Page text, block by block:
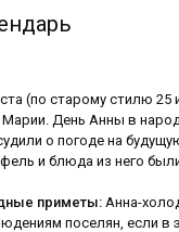
(по старому стилю
День Анны в
о погоде на
и блюда из него
приметы: Анна-
поселян, если в